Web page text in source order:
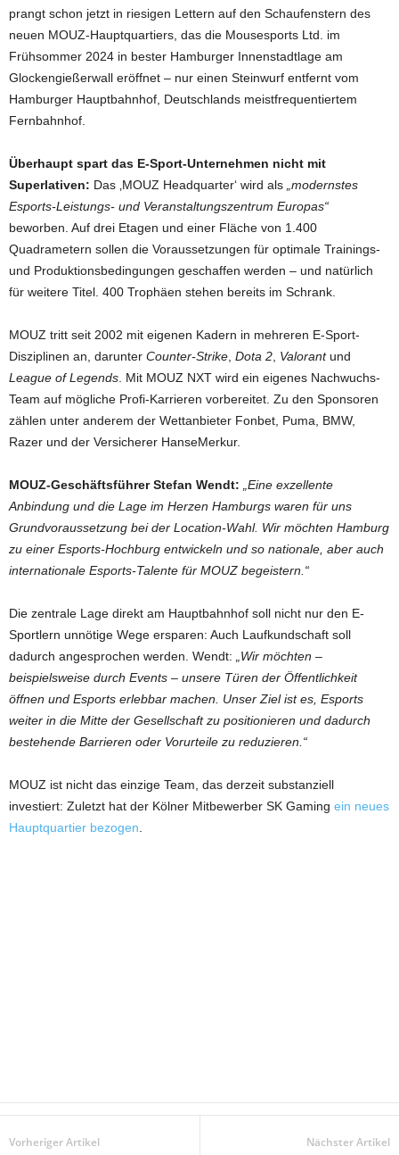
prangt schon jetzt in riesigen Lettern auf den Schaufenstern des
neuen MOUZ-Hauptquartiers, das die Mousesports Ltd. im
Frühsommer 2024 in bester Hamburger Innenstadtlage am
Glockengießerwall eröffnet – nur einen Steinwurf entfernt vom
Hamburger Hauptbahnhof, Deutschlands meistfrequentiertem
Fernbahnhof.
Überhaupt spart das E-Sport-Unternehmen nicht mit
Superlativen: Das ‚MOUZ Headquarter‘ wird als „modernstes
Esports-Leistungs- und Veranstaltungszentrum Europas“
beworben. Auf drei Etagen und einer Fläche von 1.400
Quadrametern sollen die Voraussetzungen für optimale Trainings-
und Produktionsbedingungen geschaffen werden – und natürlich
für weitere Titel. 400 Trophäen stehen bereits im Schrank.
MOUZ tritt seit 2002 mit eigenen Kadern in mehreren E-Sport-
Disziplinen an, darunter Counter-Strike Dota 2 Valorantund
League of Legends . Mit MOUZ NXT wird ein eigenes Nachwuchs-
Team auf mögliche Profi-Karrieren vorbereitet. Zu den Sponsoren
zählen unter anderem der Wettanbieter Fonbet, Puma, BMW,
Razer und der Versicherer HanseMerkur.
MOUZ-Geschäftsführer Stefan Wendt:
„Eine exzellente
Anbindung und die Lage im Herzen Hamburgs waren für uns
Grundvoraussetzung bei der Location-Wahl. Wir möchten Hamburg
zu einer Esports-Hochburg entwickeln und so nationale, aber auch
internationale Esports-Talente für MOUZ begeistern.“
Die zentrale Lage direkt am Hauptbahnhof soll nicht nur den E-
Sportlern unnötige Wege ersparen: Auch Laufkundschaft soll
dadurch angesprochen werden. Wendt:
„Wir möchten –
beispielsweise durch Events – unsere Türen der Öffentlichkeit
öffnen und Esports erlebbar machen. Unser Ziel ist es, Esports
weiter in die Mitte der Gesellschaft zu positionieren und dadurch
bestehende Barrieren oder Vorurteile zu reduzieren.“
MOUZ ist nicht das einzige Team, das derzeit substanziell
investiert: Zuletzt hat der Kölner Mitbewerber SK Gaming ein neues
Hauptquartier bezogen
Vorheriger Artikel Nächster Artikel